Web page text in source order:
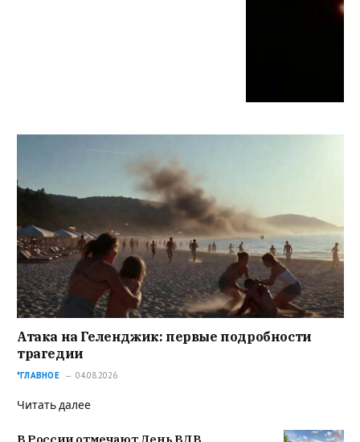
Атака на Геленджик: первые подробности
трагедии
*ГЛАВНОЕ 04.08.2026
Читать далее